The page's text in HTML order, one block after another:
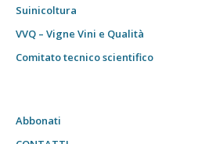
Suinicoltura
VVQ – Vigne Vini e Qualità
Comitato tecnico scientifico
Abbonati